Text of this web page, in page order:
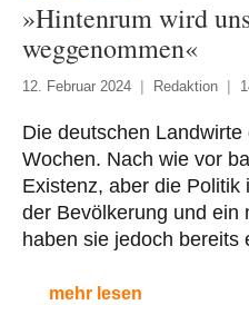
»Hintenrum wird
weggenommen«
12. Februar 2024 Redaktion
Die deutschen
Wochen. Nach wie vor
Existenz, aber die Politik
der Bevölkerung und ein
haben sie jedoch bereits
mehr lesen